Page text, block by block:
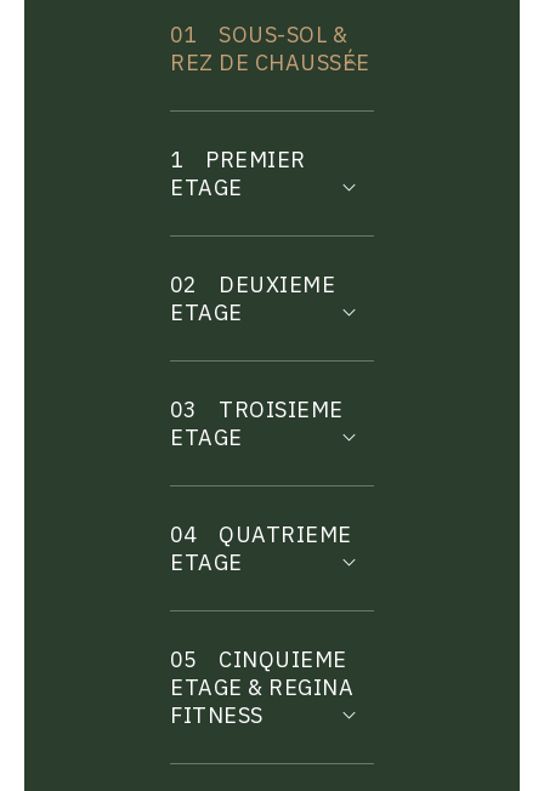
01
SOUS-SOL &
REZ DE CHAUSSÉE
1
PREMIER
ETAGE
02
DEUXIEME
ETAGE
03
TROISIEME
ETAGE
04
QUATRIEME
ETAGE
05
CINQUIEME
ETAGE & REGINA
FITNESS